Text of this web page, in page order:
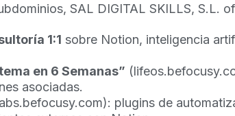
SAL DIGITAL SKILLS, S.L.
1:1 sobre Notion, inteligencia
en 6 Semanas”
asociadas.
plugins de